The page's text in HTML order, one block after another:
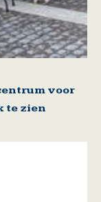
voor
te zien